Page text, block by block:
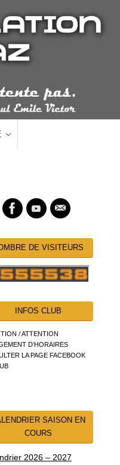
DE VISITEURS
INFOS CLUB
/ ATTENTION
D’HORAIRES
LA PAGE FACEBOOK
SAISON EN
COURS
2026 – 2027